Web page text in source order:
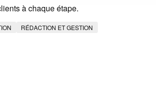
à chaque étape.
RÉDACTION ET GESTION